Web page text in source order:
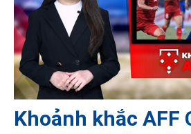
Khoảnh khắc AFF